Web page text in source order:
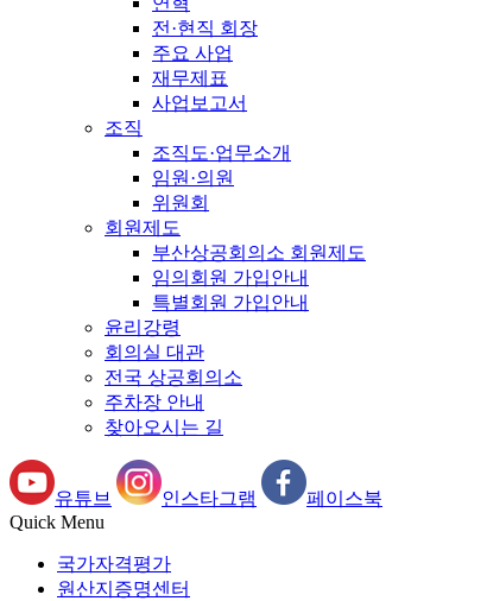
전·현직 회장
주요 사업
재무제표
사업보고서
조직
조직도·업무소개
임원·의원
위원회
회원제도
부산상공회의소 회원제도
임의회원 가입안내
특별회원 가입안내
윤리강령
회의실 대관
전국 상공회의소
주차장 안내
찾아오시는 길
유튜브 인스타그램
페이스북
Quick Menu
국가자격평가
원산지증명센터